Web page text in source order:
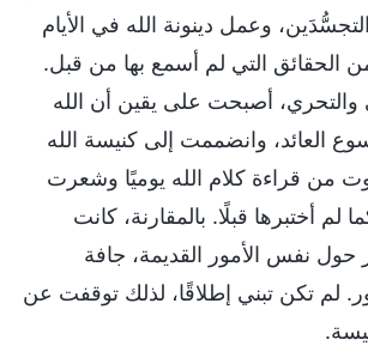
وعمل دينونة الله في الأيام
من الحقائق التي لم أسمع بها من قبل.
أصبحت على يقين أن الله
العائد، وانضممت إلى كنيسة الله
من قراءة كلام الله يوميًا وشعرت
لم أختبرها قبلًا. بالمقارنة، كانت
نفس الأمور القديمة، جافة
لم تكن تبني إطلاقًا، لذلك توقفت عن